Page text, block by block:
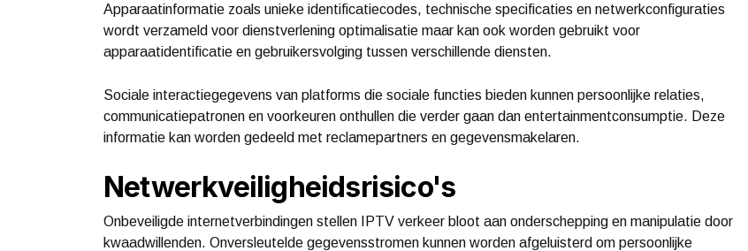
Apparaatinformatie zoals unieke identificatiecodes, technische specificaties en netwerkconfiguraties
wordt verzameld voor dienstverlening optimalisatie maar kan ook worden gebruikt voor
apparaatidentificatie en gebruikersvolging tussen verschillende diensten.
Sociale interactiegegevens van platforms die sociale functies bieden kunnen persoonlijke relaties,
communicatiepatronen en voorkeuren onthullen die verder gaan dan entertainmentconsumptie. Deze
informatie kan worden gedeeld met reclamepartners en gegevensmakelaren.
Netwerkveiligheidsrisico's
Onbeveiligde internetverbindingen stellen IPTV verkeer bloot aan onderschepping en manipulatie door
kwaadwillenden. Onversleutelde gegevensstromen kunnen worden afgeluisterd om persoonlijke